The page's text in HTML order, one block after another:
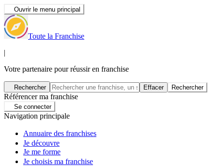
Ouvrir le menu principal
Toute la Franchise
|
Votre partenaire pour réussir en franchise
Rechercher Effacer Rechercher
Référencer ma franchise
Se connecter
Navigation principale
Annuaire des franchises
Je découvre
Je me forme
Je choisis ma franchise